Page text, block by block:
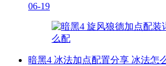
06-19
暗黑4 冰法加点配置分享 冰法怎